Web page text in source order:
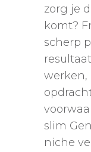
zorg je
komt?
scherp
werken,
slim
niche